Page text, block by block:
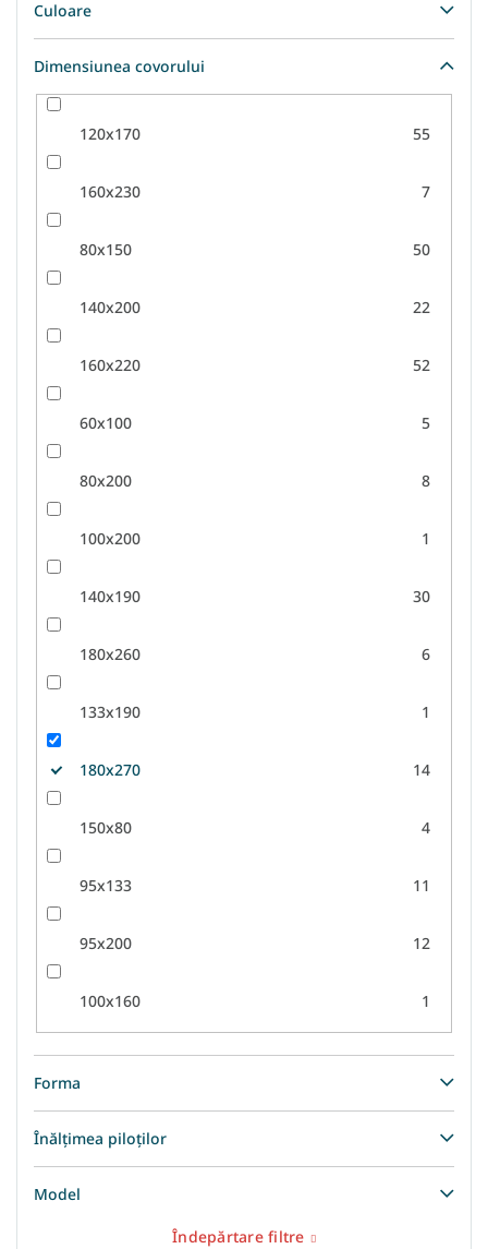
Culoare
Dimensiunea covorului
120x170 55
160x230 7
80x150 50
140x200 22
160x220 52
60x100 5
80x200 8
100x200 1
140x190 30
180x260 6
133x190 1
180x270 14
150x80 4
95x133 11
95x200 12
100x160 1
Forma
Înălțimea piloților
Model
Îndepărtare filtre